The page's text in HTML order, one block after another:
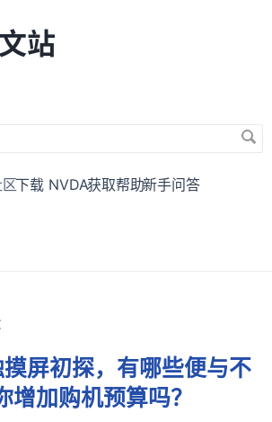
站
下载 NVDA获取帮助新手问答
屏初探，有哪些便与不
增加购机预算吗？